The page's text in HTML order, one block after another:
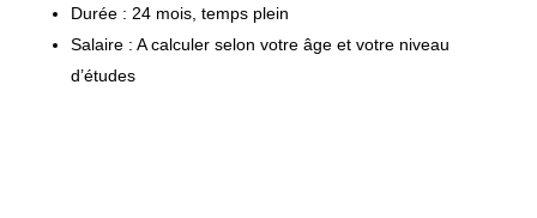
Durée : 24 mois, temps plein
Salaire : A calculer selon votre âge et votre niveau
d’études